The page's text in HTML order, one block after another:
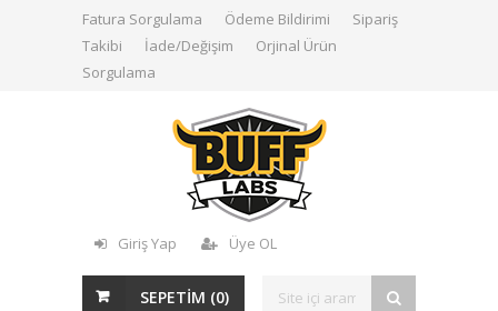
Fatura Sorgulama Ödeme Bildirimi
Sipariş
Takibi
İade/Değişim
Orjinal Ürün
Sorgulama
Giriş Yap Üye OL
SEPETİM (0)